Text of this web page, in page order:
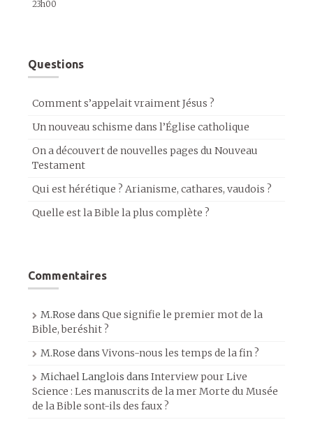
23h00
Questions
Comment s’appelait vraiment Jésus ?
Un nouveau schisme dans l’Église catholique
On a découvert de nouvelles pages du Nouveau
Testament
Qui est hérétique ? Arianisme, cathares, vaudois ?
Quelle est la Bible la plus complète ?
Commentaires
M.Rose dans Que signifie le premier mot de la
Bible, beréshit ?
M.Rose dansVivons-nous les temps de la fin ?
Michael Langlois dans Interview pour Live
Science : Les manuscrits de la mer Morte du Musée
de la Bible sont-ils des faux ?